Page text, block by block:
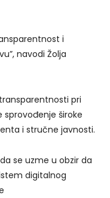
i
navodi Žolja
pri
široke
i stručne javnosti.
se uzme u obzir da
digitalnog